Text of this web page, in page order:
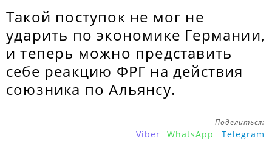
Такой поступок не мог не
ударить по экономике Германии,
и теперь можно представить
себе реакцию ФРГ на действия
союзника по Альянсу.
Поделиться:
Viber WhatsApp Telegram